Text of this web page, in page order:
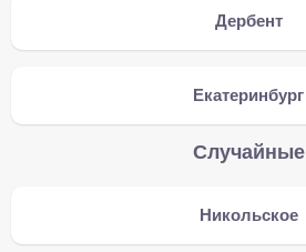
Дербент
Екатеринбург
Случайные
Никольское